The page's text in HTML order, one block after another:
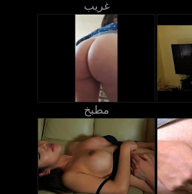
غريب
مطبخ